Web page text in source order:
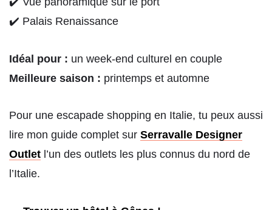
✔️ Palais Renaissance
Idéal pour : un week-end culturel en couple
Meilleure saison : printemps et automne
Pour une escapade shopping en Italie, tu peux aussi
lire mon guide complet sur Serravalle Designer
Outlet l’un des outlets les plus connus du nord de
l’Italie.